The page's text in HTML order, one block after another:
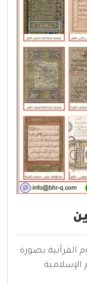
القرآنية بصورة